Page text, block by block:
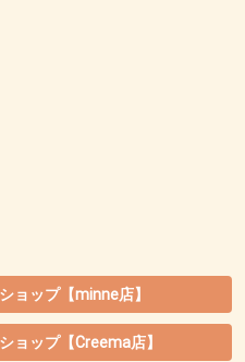
ョップ【minne店】
ョップ【Creema店】